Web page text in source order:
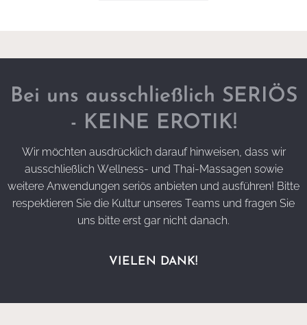
Bei uns ausschließlich SERIÖS
- KEINE EROTIK!
Wir möchten ausdrücklich darauf hinweisen, dass wir
ausschließlich Wellness- und Thai-Massagen sowie
weitere Anwendungen seriös anbieten und ausführen! Bitte
respektieren Sie die Kultur unseres Teams und fragen Sie
uns bitte erst gar nicht danach.
VIELEN DANK!